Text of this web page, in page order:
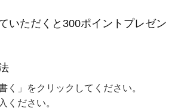
いただくと300ポイントプレゼン
く」をクリックしてください。
ください。